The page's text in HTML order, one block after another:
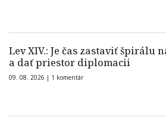
Lev XIV.: Je čas zastaviť špirálu
a dať priestor diplomacii
09. 08. 2026 | 1 komentár